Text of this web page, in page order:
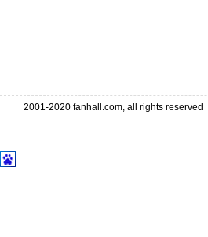
2001-2020 fanhall.com, all rights reserved